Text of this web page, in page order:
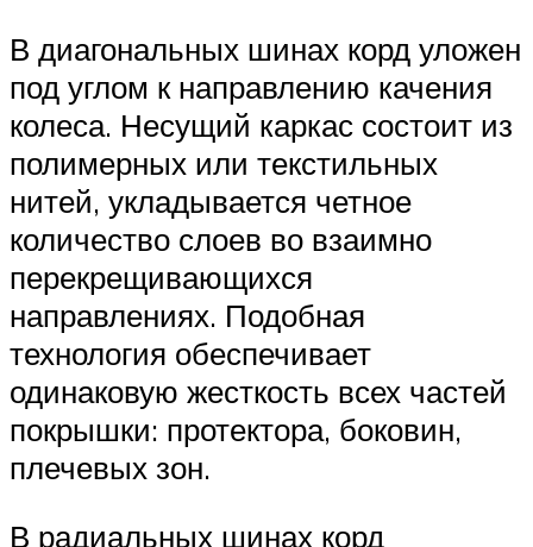
В диагональных шинах корд уложен
под углом к направлению качения
колеса. Несущий каркас состоит из
полимерных или текстильных
нитей, укладывается четное
количество слоев во взаимно
перекрещивающихся
направлениях. Подобная
технология обеспечивает
одинаковую жесткость всех частей
покрышки: протектора, боковин,
плечевых зон.
В радиальных шинах корд